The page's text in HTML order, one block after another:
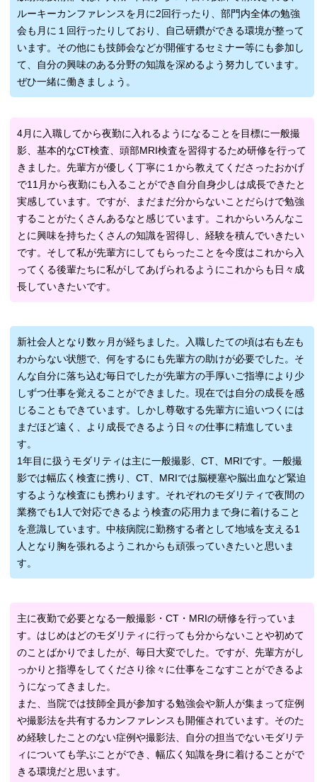
ルーキーカンファレンスを月に2回行ったり、部門内全体の勉強
会も月に１回行ったりしており、自己研鑽ができる環境が整って
います。その他にも技師会などが開催するセミナー等にも参加し
て、自分の興味のある分野の知識を深めるよう努力しています。
ぜひ一緒に働きましょう。
4月に入職してから夜勤に入れるようになることを目標に一般撮
影、基本的なCT検査、頭部MRI検査を習得するため研修を行って
きました。先輩方が優しく丁寧に１から教えてくださったおかげ
で11月から夜勤にも入ることができ自分自身少しは成長できたと
実感しています。ですが、まだまだ分からないことだらけで勉強
することがたくさんあるなと感じています。これからいろんなこ
とに興味を持ちたくさんの知識を習得し、経験を積んでいきたい
です。そして私が先輩方にしてもらったことを今度はこれから入
ってくる後輩たちに私がしてあげられるようにこれからも日々成
長していきたいです。
新社会人となり数ヶ月が経ちました。入職したての頃は右も左も
わからない状態で、何をするにも先輩方の助けが必要でした。そ
んな自分に落ち込む毎日でしたが先輩方の手厚いご指導により少
しずつ仕事を覚えることができました。現在では自分の成長を感
じることもできています。しかし尊敬する先輩方に追いつくには
まだほど遠く、より成長できるよう日々の仕事に精進していま
す。
1年目に扱うモダリティは主に一般撮影、CT、MRIです。一般撮
影では幅広く検査に携り、CT、MRIでは脳梗塞や脳出血など緊迫
するような検査にも携わります。それぞれのモダリティで夜間の
業務でも1人で対応できるよう検査の応用力まで身に着けること
を意識しています。中核病院に勤務する者として地域を支える1
人となり胸を張れるようこれからも頑張っていきたいと思いま
す。
主に夜勤で必要となる一般撮影・CT・MRIの研修を行っていま
す。はじめはどのモダリティに行っても分からないことや初めて
のことばかりでましたが、毎日大変でした。ですが、先輩方がし
っかりと指導をしてくださり徐々に仕事をこなすことができるよ
うになってきました。
また、当院では技師全員が参加する勉強会や新人が集まって症例
や撮影法を共有するカンファレンスも開催されています。そのた
め経験したことのない症例や撮影法、自分の担当でないモダリテ
ィについても学ぶことができ、幅広く知識を身に着けることがで
きる環境だと思います。